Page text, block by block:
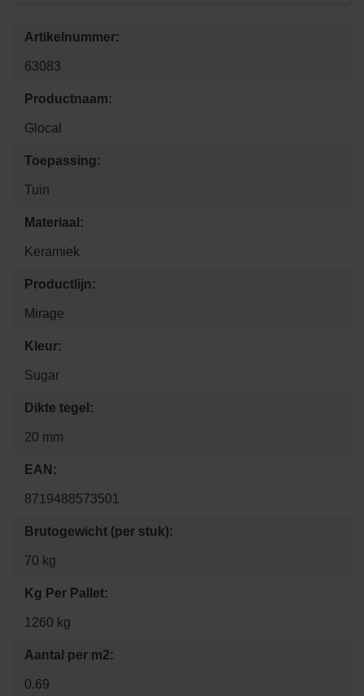
Artikelnummer:
63083
Productnaam:
Glocal
Toepassing:
Tuin
Materiaal:
Keramiek
Productlijn:
Mirage
Kleur:
Sugar
Dikte tegel:
20 mm
EAN:
8719488573501
Brutogewicht (per stuk):
70 kg
Kg Per Pallet:
1260 kg
Aantal per m2:
0.69